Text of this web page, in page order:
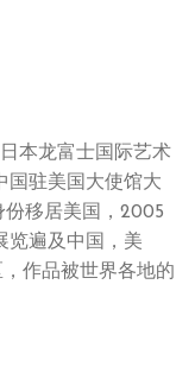
本龙富士国际艺术
国驻美国大使馆大
份移居美国，2005
览遍及中国，美
作品被世界各地的